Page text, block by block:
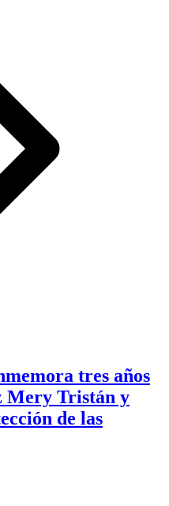
tres años
Mery Tristán y
de las